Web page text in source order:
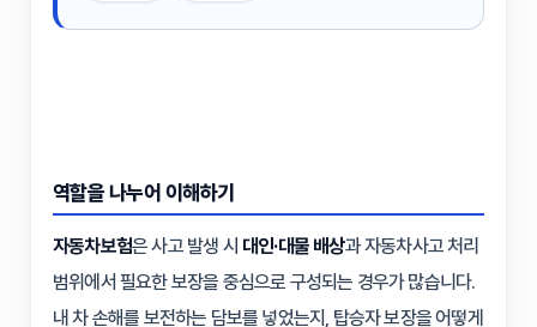
역할을 나누어 이해하기
자동차보험은 사고 발생 시 대인·대물 배상과 자동차사고 처리
범위에서 필요한 보장을 중심으로 구성되는 경우가 많습니다.
내 차 손해를 보전하는 담보를 넣었는지, 탑승자 보장을 어떻게